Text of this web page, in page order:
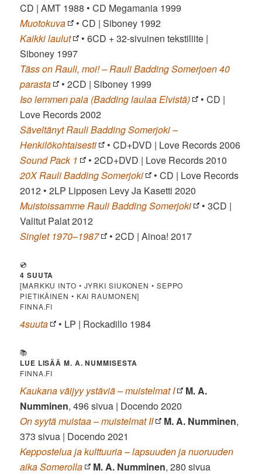
CD | AMT 1988 • CD Megamania 1999
Muotokuva
• CD | Siboney 1992
Kaikki laulut
• 6CD + 32-sivuinen tekstiliite |
Siboney 1997
Täss on Rauli, moi! – Rauli Badding Somerjoen 40
parasta
• 2CD | Siboney 1999
Iso lemmen pala (Badding laulaa Elvistä)
• CD |
Love Records 2002
Säveltänyt Rauli Badding Somerjoki –
Henkilökohtaisesti
• CD+DVD | Love Records 2006
Sound Pack 1
• 2CD+DVD | Love Records 2010
20X Rauli Badding Somerjoki
• CD | Love Records
2012 • 2LP Lipposen Levy Ja Kasetti 2020
Muistoissamme Rauli Badding Somerjoki
• 3CD |
Valitut Palat 2012
Singlet 1970–1987
• 2CD | Ainoa! 2017
💿
4 SUUTA
[MARKKU INTO • JYRKI SIUKONEN • SEPPO
PIETIKÄINEN • KAI RAUMONEN]
FINNA.FI
4suuta • LP | Rockadillo 1984
📚
LUE LISÄÄ M. A. NUMMISESTA
FINNA.FI
Kaukana väijyy ystäviä – muistelmat I
M. A.
Numminen, 496 sivua | Docendo 2020
On syytä muistaa – muistelmat II
M. A. Numminen,
373 sivua | Docendo 2021
Keppostelua ja kulttuuria – lapsuuden ja nuoruuden
aika Somerolla
M. A. Numminen, 280 sivua